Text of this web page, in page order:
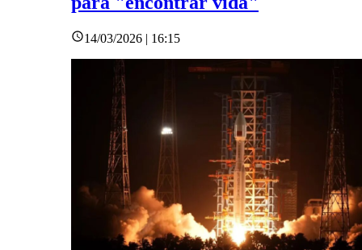
14/03/2026 | 16:15